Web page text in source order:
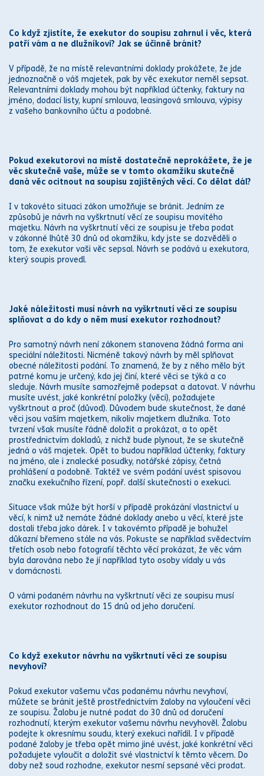
Co když zjistíte, že exekutor do soupisu zahrnul i věc, která
patří vám a ne dlužníkovi? Jak se účinně bránit?
V případě, že na místě relevantními doklady prokážete, že jde
jednoznačně o váš majetek, pak by věc exekutor neměl sepsat.
Relevantními doklady mohou být například účtenky, faktury na
jméno, dodací listy, kupní smlouva, leasingová smlouva, výpisy
z vašeho bankovního účtu a podobné.
Pokud exekutorovi na místě dostatečně neprokážete, že je
věc skutečně vaše, může se v tomto okamžiku skutečně
daná věc ocitnout na soupisu zajištěných věcí. Co dělat dál?
I v takovéto situaci zákon umožňuje se bránit. Jedním ze
způsobů je návrh na vyškrtnutí věcí ze soupisu movitého
majetku. Návrh na vyškrtnutí věci ze soupisu je třeba podat
v zákonné lhůtě 30 dnů od okamžiku, kdy jste se dozvěděli o
tom, že exekutor vaši věc sepsal. Návrh se podává u exekutora,
který soupis provedl.
Jaké náležitosti musí návrh na vyškrtnutí věci ze soupisu
splňovat a do kdy o něm musí exekutor rozhodnout?
Pro samotný návrh nenízákonem stanovena žádná forma ani
speciální náležitosti. Nicméně takový návrh by měl splňovat
obecné náležitosti podání. To znamená, že by z něho mělo být
patrné komu je určený, kdo jej činí, které věci se týká a co
sleduje. Návrh musíte samozřejmě podepsat a datovat. V návrhu
musíte uvést, jaké konkrétní položky (věci), požadujete
vyškrtnout a proč (důvod). Důvodem bude skutečnost, že dané
věci jsou vaším majetkem, nikoliv majetkem dlužníka. Toto
tvrzení však musíte řádně doložit a prokázat, a to opět
prostřednictvím dokladů, z nichž bude plynout, že se skutečně
jedná o váš majetek. Opět to budou například účtenky, faktury
na jméno, ale i znalecké posudky, notářské zápisy, četná
prohlášení a podobně. Taktéž ve svém podání uvést spisovou
značku exekučního řízení, popř. další skutečnosti o exekuci.
Situace však může být horší v případě prokázání vlastnictví u
věcí, k nimž už nemáte žádné doklady anebo u věcí, které jste
dostali třeba jako dárek. I v takovémto případě je bohužel
důkazní břemeno stále na vás. Pokuste se například svědectvím
třetích osob nebo fotografií těchto věcíprokázat, že věc vám
byla darována nebo že jí například tyto osoby vídaly u vás
v domácnosti.
O vámi podaném návrhu na vyškrtnutí věci ze soupisu musí
exekutor rozhodnout do 15 dnů od jeho doručení.
Co když exekutor návrhu na vyškrtnutí věci ze soupisu
nevyhoví?
Pokud exekutor vašemu včas podanému návrhu nevyhoví,
můžete se bránit ještě prostřednictvím žaloby na vyloučení věci
ze soupisu. Žalobu je nutné podat do 30 dnů od doručení
rozhodnutí, kterým exekutor vašemu návrhu nevyhověl. Žalobu
podejte k okresnímu soudu, který exekuci nařídil. I v případě
podané žaloby je třeba opět mimo jiné uvést, jaké konkrétní věci
požadujete vyloučit a doložit své vlastnictví k těmto věcem. Do
doby než soud rozhodne, exekutor nesmí sepsané věci prodat.